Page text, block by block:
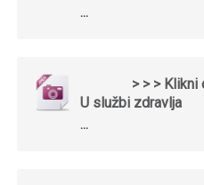
...
> > >
U službi zdravlja
...